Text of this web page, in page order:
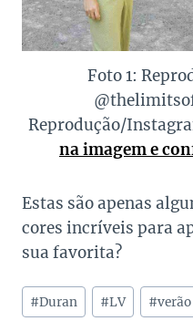
Foto 1:
Reprodução/
na imagem e
Estas são apenas
cores incríveis para
sua favorita?
Tags
do
#Duran #LV #verão